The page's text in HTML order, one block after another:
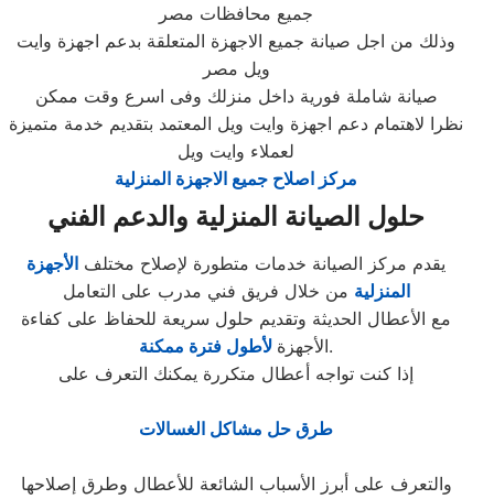
جميع محافظات مصر
وذلك من اجل صيانة جميع الاجهزة المتعلقة بدعم اجهزة وايت
ويل مصر
صيانة شاملة فورية داخل منزلك وفى اسرع وقت ممكن
نظرا لاهتمام دعم اجهزة وايت ويل المعتمد بتقديم خدمة متميزة
لعملاء وايت ويل
مركز اصلاح جميع الاجهزة المنزلية
حلول الصيانة المنزلية والدعم الفني
يقدم مركز الصيانة خدمات متطورة لإصلاح مختلف الأجهزة
المنزلية من خلال فريق فني مدرب على التعامل
مع الأعطال الحديثة وتقديم حلول سريعة للحفاظ على كفاءة
الأجهزة لأطول فترة ممكنة
.
إذا كنت تواجه أعطال متكررة يمكنك التعرف على
طرق حل مشاكل الغسالات
والتعرف على أبرز الأسباب الشائعة للأعطال وطرق إصلاحها